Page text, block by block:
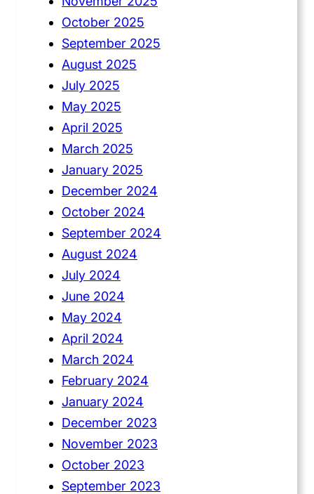
October 2025
September 2025
August 2025
July 2025
May 2025
April 2025
March 2025
January 2025
December 2024
October 2024
September 2024
August 2024
July 2024
June 2024
May 2024
April 2024
March 2024
February 2024
January 2024
December 2023
November 2023
October 2023
September 2023